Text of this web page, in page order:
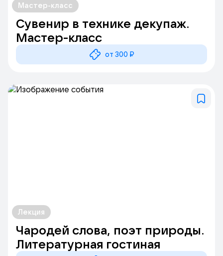
Мастер-класс
Сувенир в технике декупаж.
Мастер-класс
от 300 ₽
Лекция
Чародей слова, поэт природы.
Литературная гостиная